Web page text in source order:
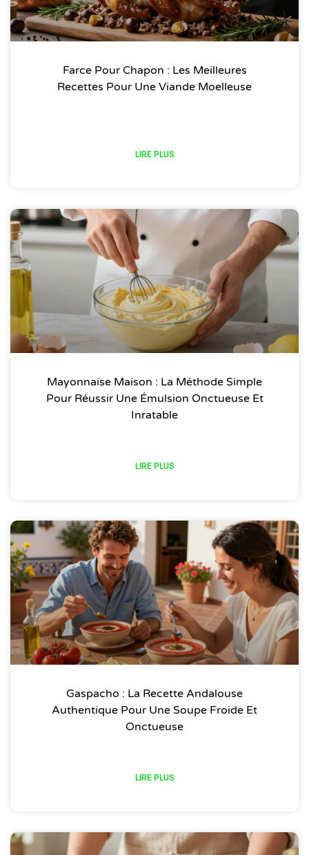
Farce Pour Chapon : Les Meilleures
Recettes Pour Une Viande Moelleuse
LIRE PLUS
Mayonnaise Maison : La Méthode Simple
Pour Réussir Une Émulsion Onctueuse Et
Inratable
LIRE PLUS
Gaspacho : La Recette Andalouse
Authentique Pour Une Soupe Froide Et
Onctueuse
LIRE PLUS